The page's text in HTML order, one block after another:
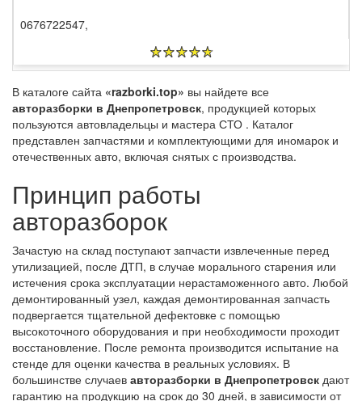
0676722547,
В каталоге сайта «razborki.top» вы найдете все
авторазборки в Днепропетровск, продукцией которых
пользуются автовладельцы и мастера СТО . Каталог
представлен запчастями и комплектующими для иномарок и
отечественных авто, включая снятых с производства.
Принцип работы
авторазборок
Зачастую на склад поступают запчасти извлеченные перед
утилизацией, после ДТП, в случае морального старения или
истечения срока эксплуатации нерастаможенного авто. Любой
демонтированный узел, каждая демонтированная запчасть
подвергается тщательной дефектовке с помощью
высокоточного оборудования и при необходимости проходит
восстановление. После ремонта производится испытание на
стенде для оценки качества в реальных условиях. В
большинстве случаев авторазборки в Днепропетровск дают
гарантию на продукцию на срок до 30 дней, в зависимости от